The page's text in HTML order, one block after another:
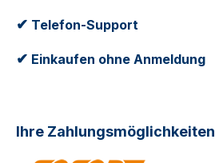
✔ Telefon-Support
✔ Einkaufen ohne Anmeldung
Ihre Zahlungsmöglichkeiten